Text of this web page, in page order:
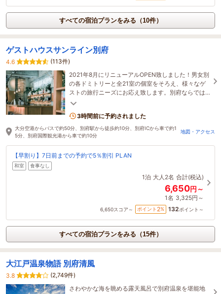
すべての宿泊プランをみる（10件）
ゲストハウスサンライン別府
4.6
(113件)
2021年8月にリニューアルOPEN致しました！男女別
の各ドミトリーと全21室の個室をそろえ、様々なゲ
ストの旅行ニーズにお応え致します。別府ならでは
の源泉かけ流し温泉もお楽しみください。
3時間前に予約されました
大分空港からバスで約50分、別府駅から徒歩約10分、別府ICから車で約1
5分、別府国際観光港から車で約10分
地図・アクセス
【早割り】7日前までの予約で5％割引 PLAN
和室 食事なし
1泊 大人2名 合計(税込)
6,650円～
1名 3,325円～
6,650スコア～ ポイント 2% 132ポイント～
すべての宿泊プランをみる（15件）
大江戸温泉物語 別府清風
3.8
(2,749件)
さわやかな海を眺める露天風呂で別府温泉を堪能地